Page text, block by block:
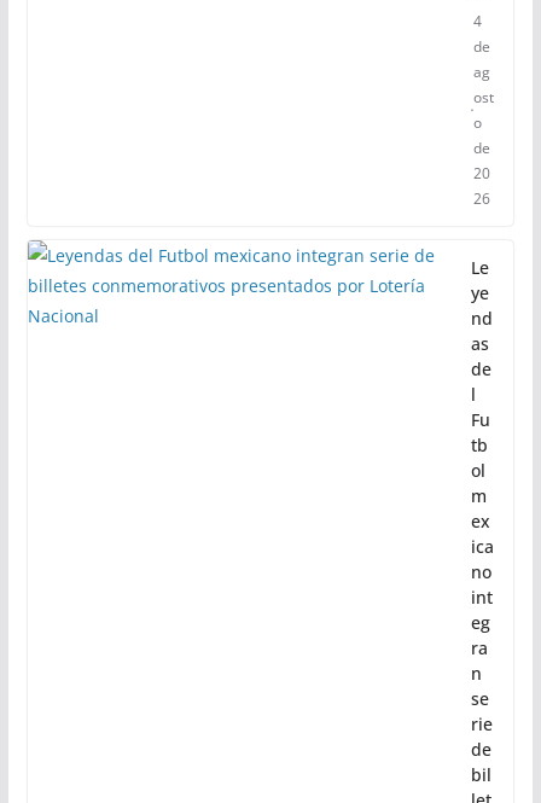
4
de
ag
ost
o
de
20
26
Le
ye
nd
as
de
l
Fu
tb
ol
m
ex
ica
no
int
eg
ra
n
se
rie
de
bil